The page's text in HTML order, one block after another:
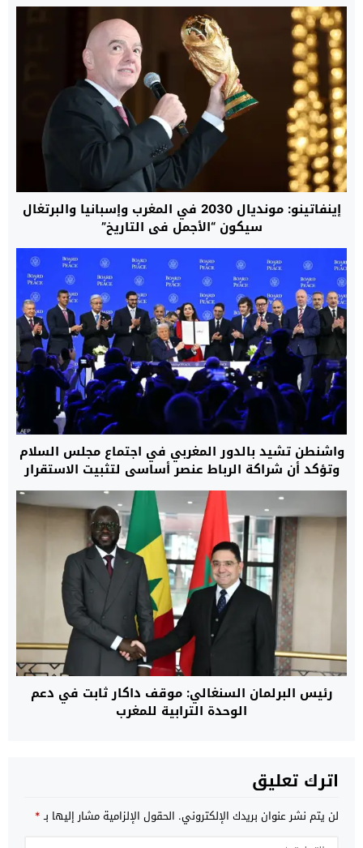
إينفاتينو: مونديال 2030 في المغرب وإسبانيا والبرتغال
سيكون “الأجمل في التاريخ”
واشنطن تشيد بالدور المغربي في اجتماع مجلس السلام
وتؤكد أن شراكة الرباط عنصر أساسي لتثبيت الاستقرار
رئيس البرلمان السنغالي: موقف داكار ثابت في دعم
الوحدة الترابية للمغرب
اترك تعليق
لن يتم نشر عنوان بريدك الإلكتروني. الحقول الإلزامية مشار إليها بـ*